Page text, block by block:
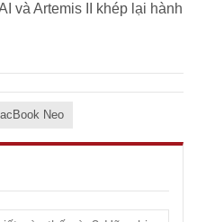
và Artemis II khép lại hành
Neo